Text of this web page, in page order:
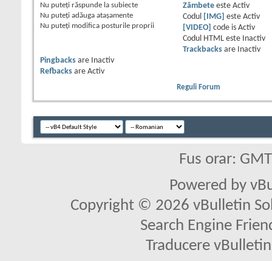
Nu puteţi răspunde la subiecte
Nu puteţi adăuga ataşamente
Nu puteţi modifica posturile proprii
Zâmbeteeste Activ
Codul
[IMG] este Activ
[VIDEO] code is Activ
Codul HTML este
Inactiv
Trackbacksare
Inactiv
Pingbacks are
Inactiv
Refbacks are Activ
Reguli Forum
Fus orar:
Powered by
Copyright © 2026 vBulletin
Search Engine
Traducere